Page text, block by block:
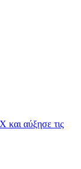
και αύξησε τις